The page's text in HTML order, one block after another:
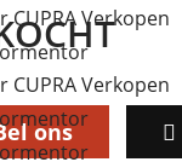
ons